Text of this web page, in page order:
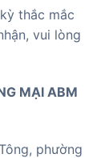
thắc mắc
vui lòng
MẠI ABM
phường